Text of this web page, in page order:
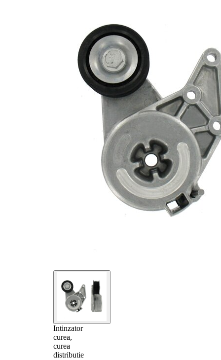
Intinzator
curea,
curea
distributie